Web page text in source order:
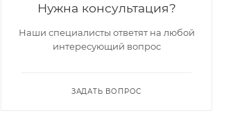
Нужна консультация?
Наши специалисты ответят на любой
интересующий вопрос
ЗАДАТЬ ВОПРОС